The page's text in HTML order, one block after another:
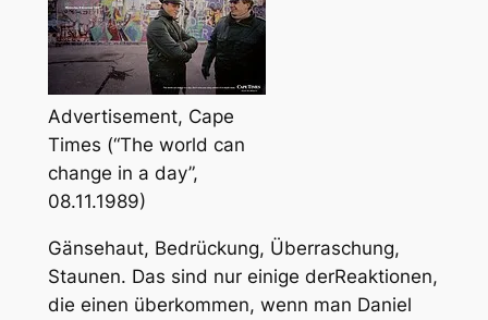
Advertisement, Cape
Times (“The world can
change in a day”,
08.11.1989)
Gänsehaut, Bedrückung, Überraschung,
Staunen. Das sind nur einige derReaktionen,
die einen überkommen, wenn man Daniel